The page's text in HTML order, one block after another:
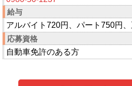
給与
アルバイト720円、パート750円
応募資格
自動車免許のある方